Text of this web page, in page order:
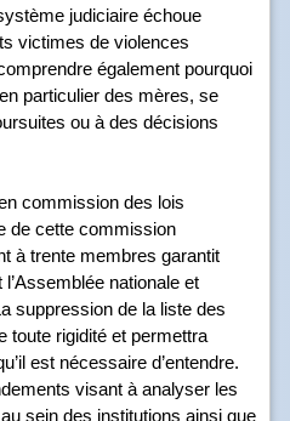
judiciaire échoue
victimes de violences
également pourquoi
particulier des mères, se
ou à des décisions
commission des lois
de cette commission
à trente membres garantit
nationale et
suppression de la liste des
toute rigidité et permettra
est nécessaire d’entendre.
visant à analyser les
sein des institutions ainsi que